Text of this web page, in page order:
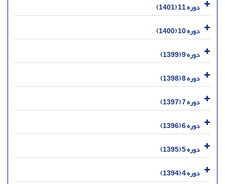
دوره 11 (1401)
دوره 10 (1400)
دوره 9 (1399)
دوره 8 (1398)
دوره 7 (1397)
دوره 6 (1396)
دوره 5 (1395)
دوره 4 (1394)